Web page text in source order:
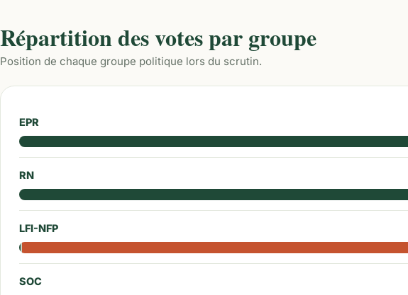
Répartition des votes par groupe
Position de chaque groupe politique lors du scrutin.
EPR
RN
LFI-NFP
SOC